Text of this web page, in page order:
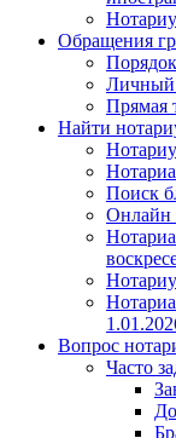
Обращения
Личный
Прямая
Найти
Поиск
Онлайн
Вопрос
Часто